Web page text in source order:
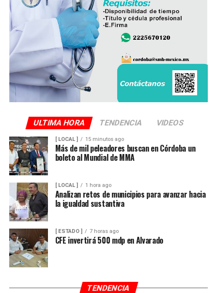
ULTIMA HORA TENDENCIA VIDEOS
[ LOCAL ] 15 minutos ago
Más de mil peleadores buscan en Córdoba un
boleto al Mundial de MMA
[ LOCAL ] 1 hora ago
Analizan retos de municipios para avanzar hacia
la igualdad sustantiva
[ ESTADO ] 7 horas ago
CFE invertirá 500 mdp en Alvarado
TENDENCIA